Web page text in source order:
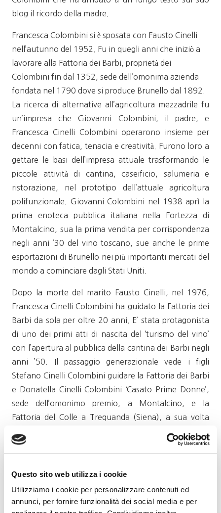
Questo sito web utilizza i cookie
Utilizziamo i cookie per personalizzare contenuti ed
annunci, per fornire funzionalità dei social media e per
blog il ricordo della madre.
Francesca Colombini si è sposata con Fausto Cinelli
nell’autunno del 1952. Fu in quegli anni che iniziò a
lavorare alla Fattoria dei Barbi, proprietà dei
Colombini fin dal 1352, sede dell’omonima azienda
fondata nel 1790 dove si produce Brunello dal 1892.
La ricerca di alternative all’agricoltura mezzadrile fu
un’impresa che Giovanni Colombini, il padre, e
Francesca Cinelli Colombini operarono insieme per
decenni con fatica, tenacia e creatività. Furono loro a
gettare le basi dell’impresa attuale trasformando le
piccole attività di cantina, caseificio, salumeria e
ristorazione, nel prototipo dell’attuale agricoltura
polifunzionale. Giovanni Colombini nel 1938 aprì la
prima enoteca pubblica italiana nella Fortezza di
Montalcino, sua la prima vendita per corrispondenza
negli anni ’30 del vino toscano, sue anche le prime
esportazioni di Brunello nei più importanti mercati del
mondo a cominciare dagli Stati Uniti.
Dopo la morte del marito Fausto Cinelli, nel 1976,
Francesca Cinelli Colombini ha guidato la Fattoria dei
Barbi da sola per oltre 20 anni. E’ stata protagonista
di uno dei primi atti di nascita del ‘turismo del vino’
con l’apertura al pubblica della cantina dei Barbi negli
anni ’50. Il passaggio generazionale vede i figli
Stefano Cinelli Colombini guidare la Fattoria dei Barbi
e Donatella Cinelli Colombini ‘Casato Prime Donne’,
sede dell’omonimo premio, a Montalcino, e la
Fattoria del Colle a Trequanda (Siena), a sua volta
1993.
dicembre, alle ore 15,30, al santuario della Madonna
del Soccorso, la tumulazione avverrà presso il cimitero
di Siena, come riporta il sito della Fattoria dei Barbi,